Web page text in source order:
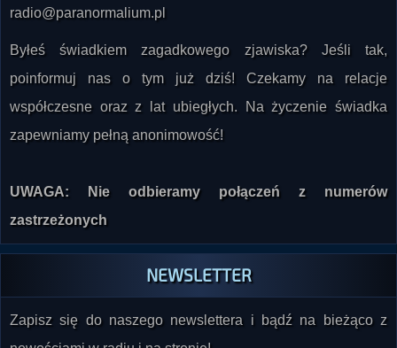
radio@paranormalium.pl
Byłeś świadkiem zagadkowego zjawiska? Jeśli tak,
poinformuj nas o tym już dziś! Czekamy na relacje
współczesne oraz z lat ubiegłych. Na życzenie świadka
zapewniamy pełną anonimowość!
UWAGA: Nie odbieramy połączeń z numerów
zastrzeżonych
NEWSLETTER
Zapisz się do naszego newslettera i bądź na bieżąco z